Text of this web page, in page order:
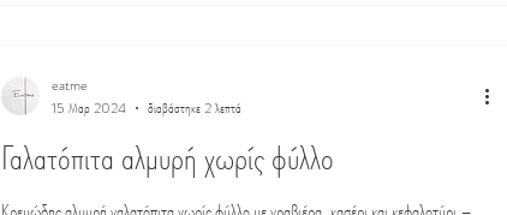
Γαλατόπιτα αλμυρή χωρίς φύλλο
eatme
15 Μαρ 2024
διαβάστηκε 2 λεπτά